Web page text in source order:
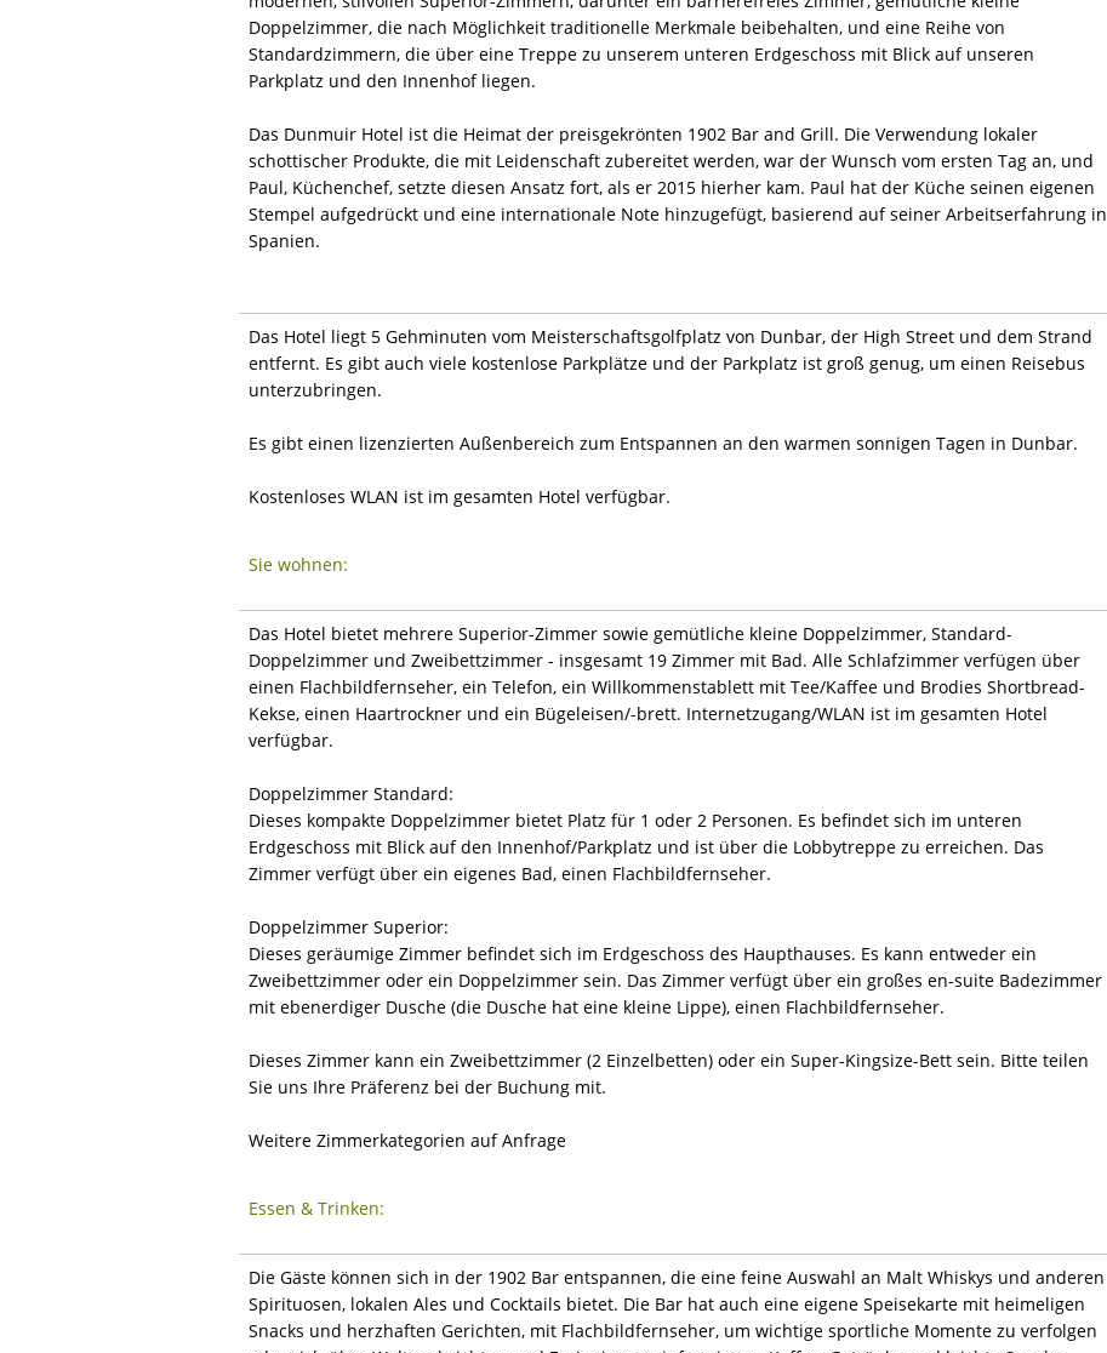
Doppelzimmer, die nach Möglichkeit traditionelle Merkmale beibehalten, und eine Reihe von
Standardzimmern, die über eine Treppe zu unserem unteren Erdgeschoss mit Blick auf unseren
Parkplatz und den Innenhof liegen.
Das Dunmuir Hotel ist die Heimat der preisgekrönten 1902 Bar and Grill. Die Verwendung lokaler
schottischer Produkte, die mit Leidenschaft zubereitet werden, war der Wunsch vom ersten Tag an, und
Paul, Küchenchef, setzte diesen Ansatz fort, als er 2015 hierher kam. Paul hat der Küche seinen eigenen
Stempel aufgedrückt und eine internationale Note hinzugefügt, basierend auf seiner Arbeitserfahrung in
Spanien.
Das Hotel liegt 5 Gehminuten vom Meisterschaftsgolfplatz von Dunbar, der High Street und dem Strand
entfernt. Es gibt auch viele kostenlose Parkplätze und der Parkplatz ist groß genug, um einen Reisebus
unterzubringen.
Es gibt einen lizenzierten Außenbereich zum Entspannen an den warmen sonnigen Tagen in Dunbar.
Kostenloses WLAN ist im gesamten Hotel verfügbar.
Sie wohnen:
Das Hotel bietet mehrere Superior-Zimmer sowie gemütliche kleine Doppelzimmer, Standard-
Doppelzimmer und Zweibettzimmer - insgesamt 19 Zimmer mit Bad. Alle Schlafzimmer verfügen über
einen Flachbildfernseher, ein Telefon, ein Willkommenstablett mit Tee/Kaffee und Brodies Shortbread-
Kekse, einen Haartrockner und ein Bügeleisen/-brett. Internetzugang/WLAN ist im gesamten Hotel
verfügbar.
Doppelzimmer Standard:
Dieses kompakte Doppelzimmer bietet Platz für 1 oder 2 Personen. Es befindet sich im unteren
Erdgeschoss mit Blick auf den Innenhof/Parkplatz und ist über die Lobbytreppe zu erreichen. Das
Zimmer verfügt über ein eigenes Bad, einen Flachbildfernseher.
Doppelzimmer Superior:
Dieses geräumige Zimmer befindet sich im Erdgeschoss des Haupthauses. Es kann entweder ein
Zweibettzimmer oder ein Doppelzimmer sein. Das Zimmer verfügt über ein großes en-suite Badezimmer
mit ebenerdiger Dusche (die Dusche hat eine kleine Lippe), einen Flachbildfernseher.
Dieses Zimmer kann ein Zweibettzimmer (2 Einzelbetten) oder ein Super-Kingsize-Bett sein. Bitte teilen
Sie uns Ihre Präferenz bei der Buchung mit.
Weitere Zimmerkategorien auf Anfrage
Essen & Trinken:
Die Gäste können sich in der 1902 Bar entspannen, die eine feine Auswahl an Malt Whiskys und anderen
Spirituosen, lokalen Ales und Cocktails bietet. Die Bar hat auch eine eigene Speisekarte mit heimeligen
Snacks und herzhaften Gerichten, mit Flachbildfernseher, um wichtige sportliche Momente zu verfolgen